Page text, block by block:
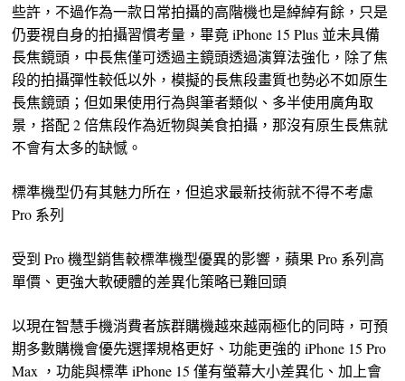
些許，不過作為一款日常拍攝的高階機也是綽綽有餘，只是
仍要視自身的拍攝習慣考量，畢竟 iPhone 15 Plus 並未具備
長焦鏡頭，中長焦僅可透過主鏡頭透過演算法強化，除了焦
段的拍攝彈性較低以外，模擬的長焦段畫質也勢必不如原生
長焦鏡頭；但如果使用行為與筆者類似、多半使用廣角取
景，搭配 2 倍焦段作為近物與美食拍攝，那沒有原生長焦就
不會有太多的缺憾。
標準機型仍有其魅力所在，但追求最新技術就不得不考慮
Pro 系列
受到 Pro 機型銷售較標準機型優異的影響，蘋果 Pro 系列高
單價、更強大軟硬體的差異化策略已難回頭
以現在智慧手機消費者族群購機越來越兩極化的同時，可預
期多數購機會優先選擇規格更好、功能更強的 iPhone 15 Pro
Max ，功能與標準 iPhone 15 僅有螢幕大小差異化、加上會